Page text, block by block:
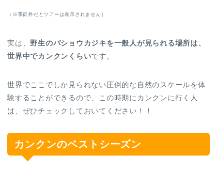
（※季節外だとツアーは表示されません）
実は、 野生のバショウカジキを一般人が見られる場所は、
世界中でカンクンくらいです。
世界でここでしか見られない圧倒的な自然のスケールを体
験することができるので、この時期にカンクンに行く人
は、ぜひチェックしておいてください！！
カンクンのベストシーズン